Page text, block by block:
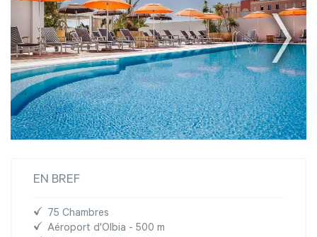
EN BREF
75 Chambres
Aéroport d'Olbia - 500 m